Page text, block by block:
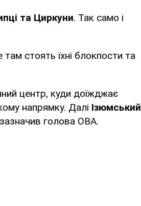
та Циркуни. Так само і
стоять їхні блокпости та
центр, куди доїжджає
напрямку. Далі Ізюмський
голова ОВА.